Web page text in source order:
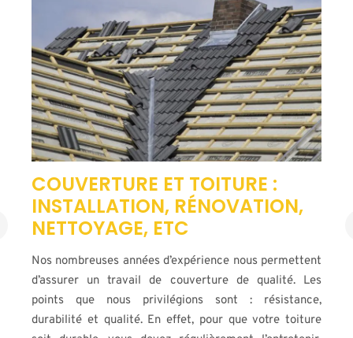
TRAVAUX DE CHARPENTE
La charpente est un élément fondamental dans votre
construction. Il lui permet d’être saine et d’être solide.
Projetez-vous de faire une modification de votre
charpente telle que l’extension ou la pose de fenêtres
de la toiture ? Pour aboutir à votre projet, nos
principaux rôles sont :